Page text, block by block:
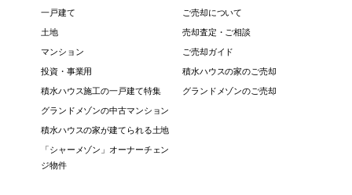
一戸建て
土地
マンション
投資・事業用
積水ハウス施工の一戸建て特集
グランドメゾンの中古マンション
積水ハウスの家が建てられる土地
「シャーメゾン」オーナーチェン
ジ物件
ご売却について
売却査定・ご相談
ご売却ガイド
積水ハウスの家のご売却
グランドメゾンのご売却